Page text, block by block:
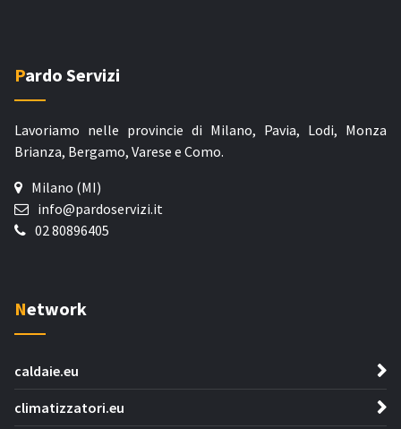
Pardo Servizi
Lavoriamo nelle provincie di Milano, Pavia, Lodi, Monza
Brianza, Bergamo, Varese e Como.
Milano (MI)
info@pardoservizi.it
02 80896405
Network
caldaie.eu
climatizzatori.eu